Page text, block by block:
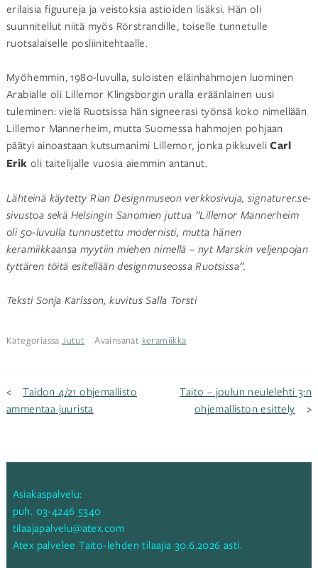
erilaisia figuureja ja veistoksia astioiden lisäksi. Hän oli
suunnitellut niitä myös Rörstrandille, toiselle tunnetulle
ruotsalaiselle posliinitehtaalle.
Myöhemmin, 1980-luvulla, suloisten eläinhahmojen luominen
Arabialle oli Lillemor Klingsborgin uralla eräänlainen uusi
tuleminen: vielä Ruotsissa hän signeerasi työnsä koko nimellään
Lillemor Mannerheim, mutta Suomessa hahmojen pohjaan
päätyi ainoastaan kutsumanimi Lillemor, jonka pikkuveliCarl
Erik oli taitelijalle vuosia aiemmin antanut.
Lähteinä käytetty Rian Designmuseon verkkosivuja, signaturer.se-
sivustoa sekä Helsingin Sanomien juttua ”Lillemor Mannerheim
oli 50-luvulla tunnustettu modernisti, mutta hänen
keramiikkaansa myytiin miehen nimellä – nyt Marskin veljenpojan
tyttären töitä esitellään designmuseossa Ruotsissa”.
Teksti Sonja Karlsson, kuvitus Salla Torsti
KategoriassaJutut Avainsanat keramiikka
Artikkelien
Taidon 4/21 ohjemallisto
ammentaa juurista
Taito – joulun neulelehti 3:n
ohjemalliston esittely
Asiakaspalvelu:
puh. 03-4246 5340
tilaajapalvelu@atex.com
Atex palvelee Taito-lehden tilaajia 30.6.2026 asti.